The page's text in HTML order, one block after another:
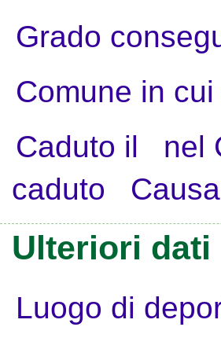
Grado
Comune in
Caduto il
nel
caduto
Ulteriori dati
Luogo di